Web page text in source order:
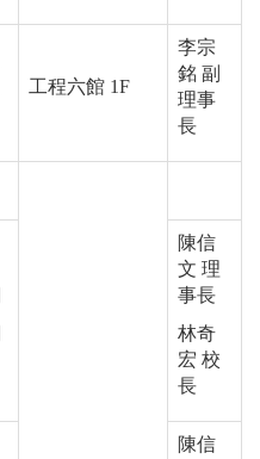
工程六館 1F
李宗
銘 副
理事
長
陳信
文 理
事長
林奇
宏 校
長
陳信